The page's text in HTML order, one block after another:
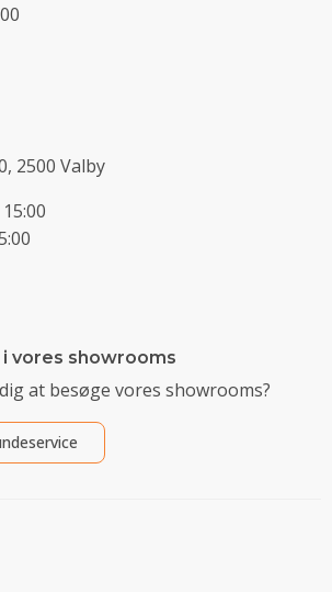
2500 Valby
vores showrooms
at besøge vores showrooms?